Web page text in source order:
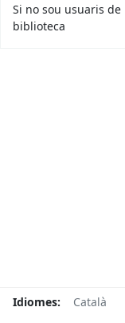
Si no sou usuaris
biblioteca
Idiomes: Català